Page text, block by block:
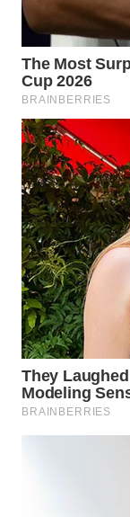
WN
PADANG
LAWAS
SUMEDANG
WN
CIANJUR
WN
KEPULAUAN
SERIBU
WN
TANGERANG
WN
BINJAI